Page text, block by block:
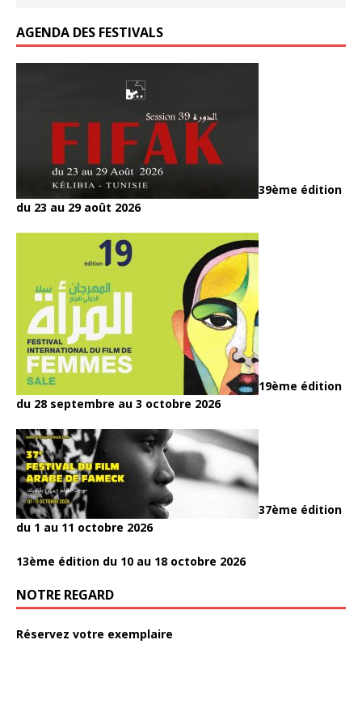
AGENDA DES FESTIVALS
39ème édition
du 23 au 29 août 2026
19ème édition
du 28 septembre au 3 octobre 2026
37ème édition
du 1 au 11 octobre 2026
13ème édition du 10 au 18 octobre 2026
NOTRE REGARD
Réservez votre exemplaire